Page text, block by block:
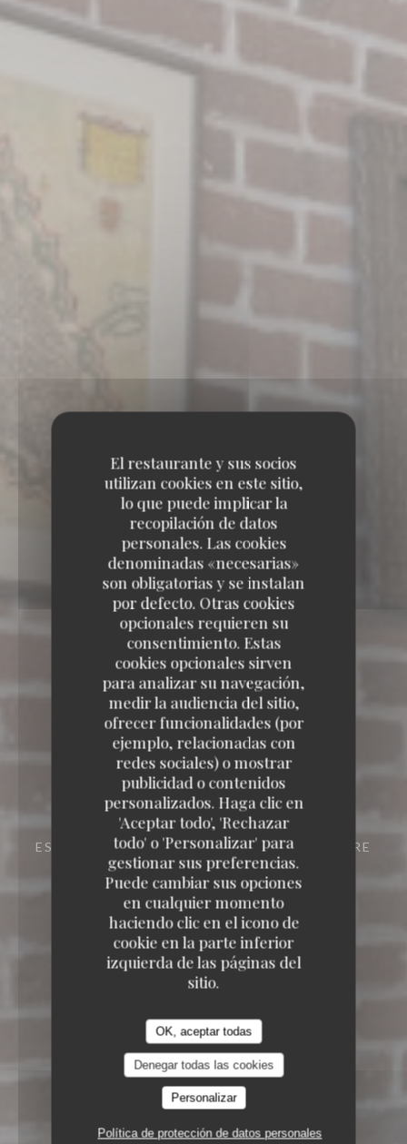
El restaurante y sus socios
utilizan cookies en este sitio,
lo que puede implicar la
recopilación de datos
personales. Las cookies
denominadas «necesarias»
son obligatorias y se instalan
por defecto. Otras cookies
opcionales requieren su
consentimiento. Estas
cookies opcionales sirven
para analizar su navegación,
medir la audiencia del sitio,
ofrecer funcionalidades (por
ejemplo, relacionadas con
redes sociales) o mostrar
publicidad o contenidos
personalizados. Haga clic en
'Aceptar todo', 'Rechazar
todo' o 'Personalizar' para
gestionar sus preferencias.
Puede cambiar sus opciones
en cualquier momento
haciendo clic en el icono de
cookie en la parte inferior
izquierda de las páginas del
sitio.
OK, aceptar todas
Denegar todas las cookies
Personalizar
Política de protección de datos personales
ESTAMINET FLAMAND
21 RUE DE LA BARRE
59000 LILLE